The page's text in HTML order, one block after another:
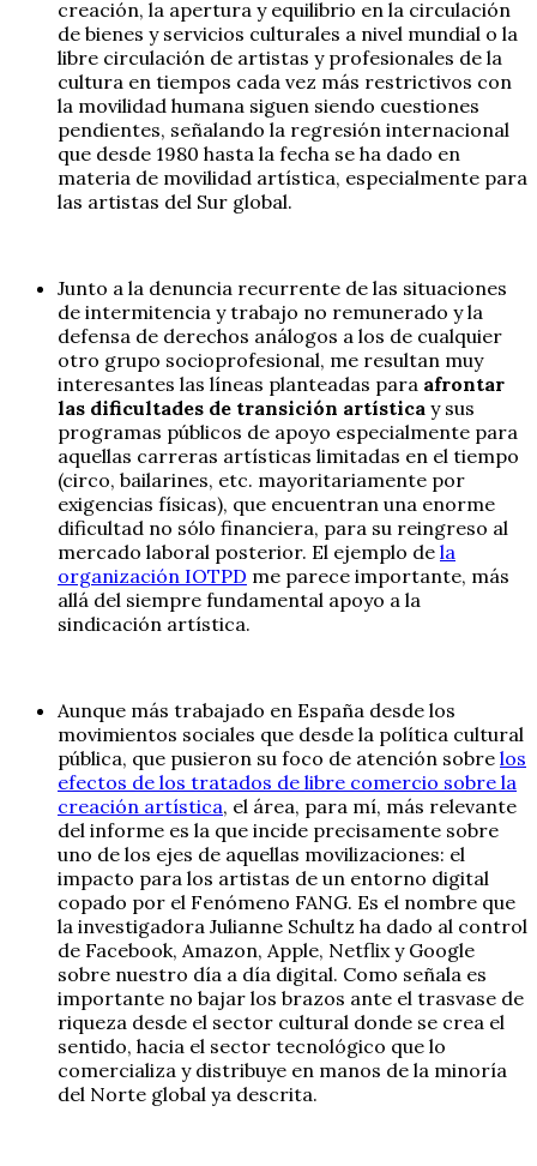
creación, la apertura y equilibrio en la circulación
de bienes y servicios culturales a nivel mundial o la
libre circulación de artistas y profesionales de la
cultura en tiempos cada vez más restrictivos con
la movilidad humana siguen siendo cuestiones
pendientes, señalando la regresión internacional
que desde 1980 hasta la fecha se ha dado en
materia de movilidad artística, especialmente para
las artistas del Sur global.
Junto a la denuncia recurrente de las situaciones
de intermitencia y trabajo no remunerado y la
defensa de derechos análogos a los de cualquier
otro grupo socioprofesional, me resultan muy
interesantes las líneas planteadas para afrontar
las dificultades de transición artística y sus
programas públicos de apoyo especialmente para
aquellas carreras artísticas limitadas en el tiempo
(circo, bailarines, etc. mayoritariamente por
exigencias físicas), que encuentran una enorme
dificultad no sólo financiera, para su reingreso al
mercado laboral posterior. El ejemplo de la
organización IOTPD me parece importante, más
allá del siempre fundamental apoyo a la
sindicación artística.
Aunque más trabajado en España desde los
movimientos sociales que desde la política cultural
pública, que pusieron su foco de atención sobre los
efectos de los tratados de libre comercio sobre la
creación artística, el área, para mí, más relevante
del informe es la que incide precisamente sobre
uno de los ejes de aquellas movilizaciones: el
impacto para los artistas de un entorno digital
copado por el Fenómeno FANG. Es el nombre que
la investigadora Julianne Schultz ha dado al control
de Facebook, Amazon, Apple, Netflix y Google
sobre nuestro día a día digital. Como señala es
importante no bajar los brazos ante el trasvase de
riqueza desde el sector cultural donde se crea el
sentido, hacia el sector tecnológico que lo
comercializa y distribuye en manos de la minoría
del Norte global ya descrita.